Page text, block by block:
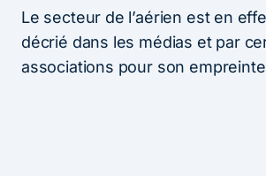
Le secteur de l’aérien est en
décrié dans les médias et par
associations pour son